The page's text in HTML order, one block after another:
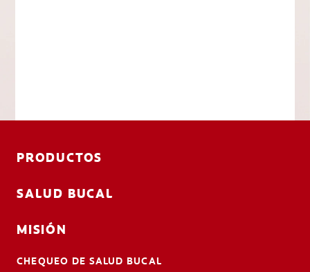
PRODUCTOS
SALUD BUCAL
MISIÓN
CHEQUEO DE SALUD BUCAL